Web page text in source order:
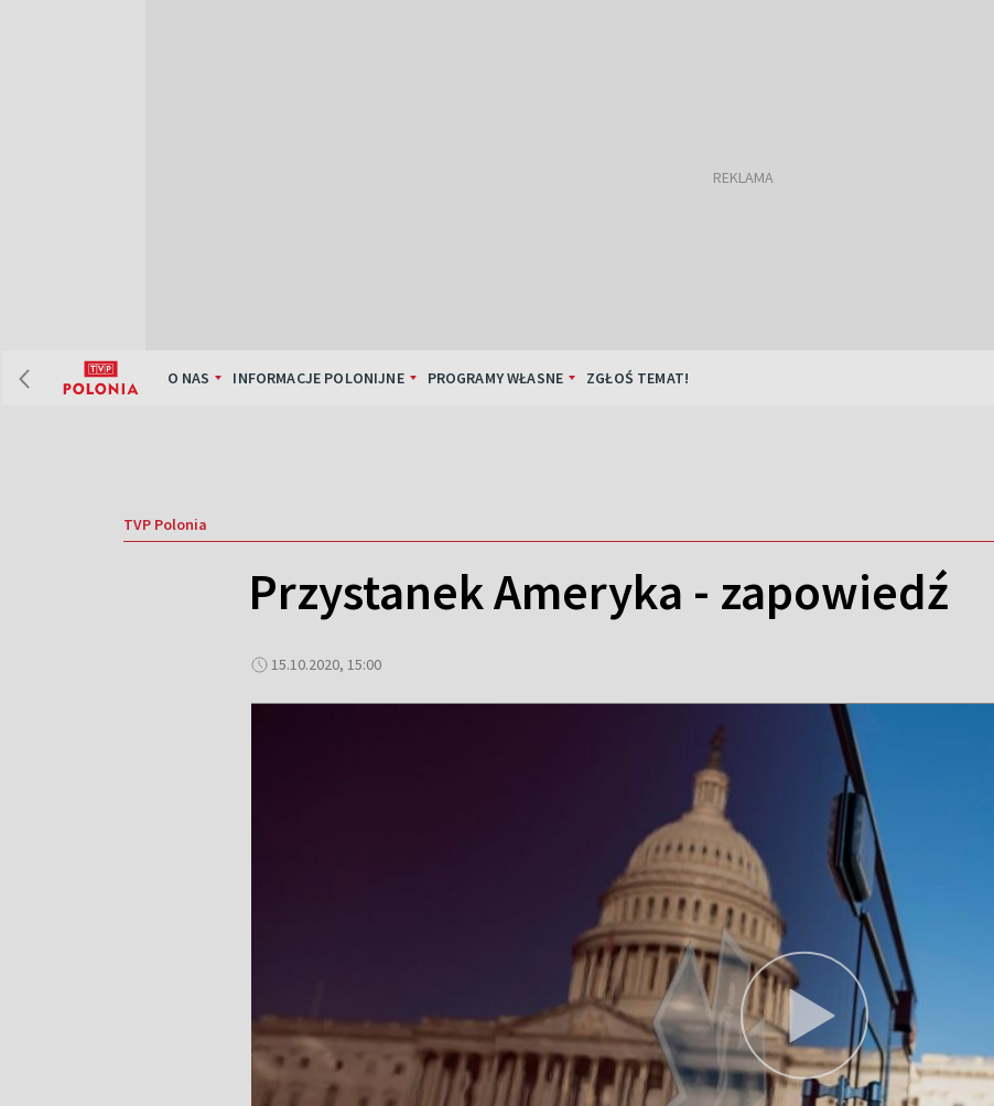
O NAS INFORMACJE POLONIJNE PROGRAMY WŁASNE ZGŁOŚ TEMAT!
TVP Polonia
Przystanek Ameryka - zapowiedź
15.10.2020, 15:00